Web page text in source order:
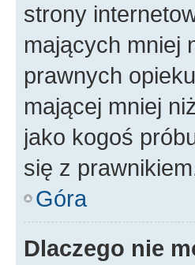
strony
mających mniej
prawnych
mającej mniej
jako kogoś
się z
Góra
Dlaczego nie